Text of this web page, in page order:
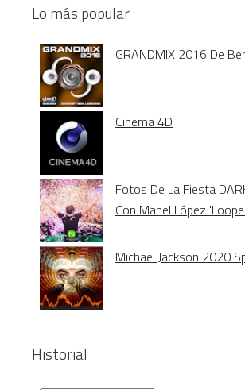
Lo más popular
GRANDMIX 2016 De
Cinema 4D
Fotos De La Fiesta
Con Manel López
Michael Jackson 2020
Historial